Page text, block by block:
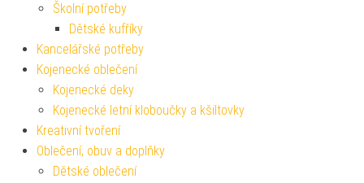
Školní potřeby
Dětské kufříky
Kancelářské potřeby
Kojenecké oblečení
Kojenecké deky
Kojenecké letní kloboučky a kšiltovky
Kreativní tvoření
Oblečení, obuv a doplňky
Dětské oblečení